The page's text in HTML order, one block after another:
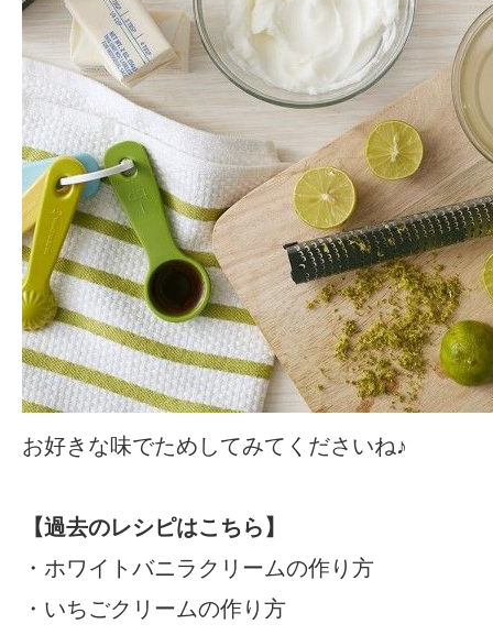
お好きな味でためしてみてくださいね♪
【過去のレシピはこちら】
・ ホワイトバニラクリームの作り方
・ いちごクリームの作り方